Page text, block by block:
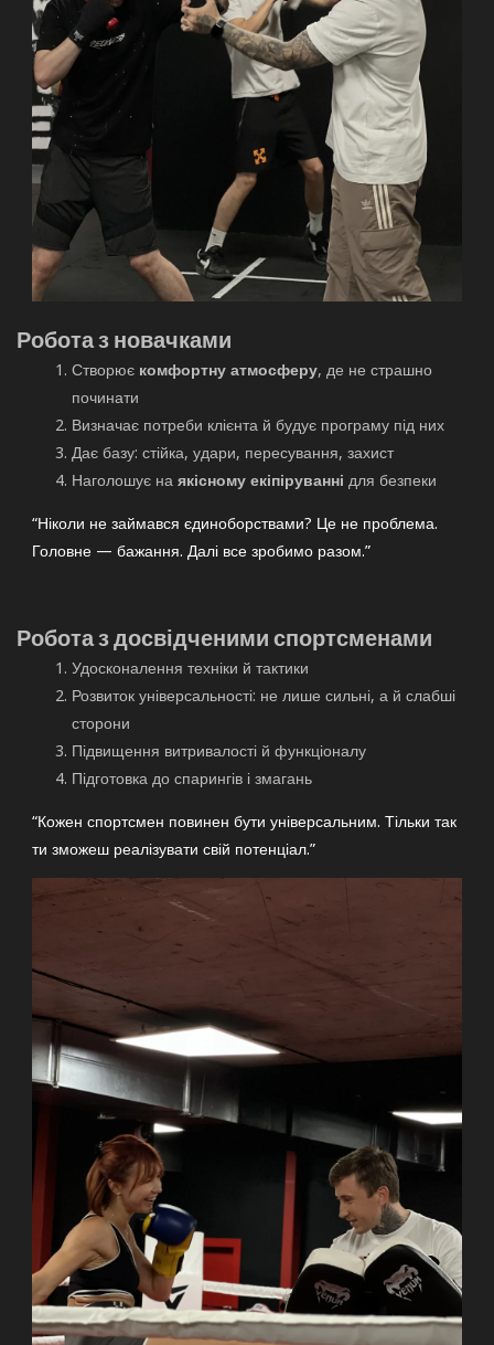
Робота з новачками
Створює комфортну атмосферу, де не страшно
починати
Визначає потреби клієнта й будує програму під них
Дає базу: стійка, удари, пересування, захист
Наголошує на якісному екіпіруванні для безпеки
“Ніколи не займався єдиноборствами? Це не проблема.
Головне — бажання. Далі все зробимо разом.”
Робота з досвідченими спортсменами
Удосконалення техніки й тактики
Розвиток універсальності: не лише сильні, а й слабші
сторони
Підвищення витривалості й функціоналу
Підготовка до спарингів і змагань
“Кожен спортсмен повинен бути універсальним. Тільки так
ти зможеш реалізувати свій потенціал.”